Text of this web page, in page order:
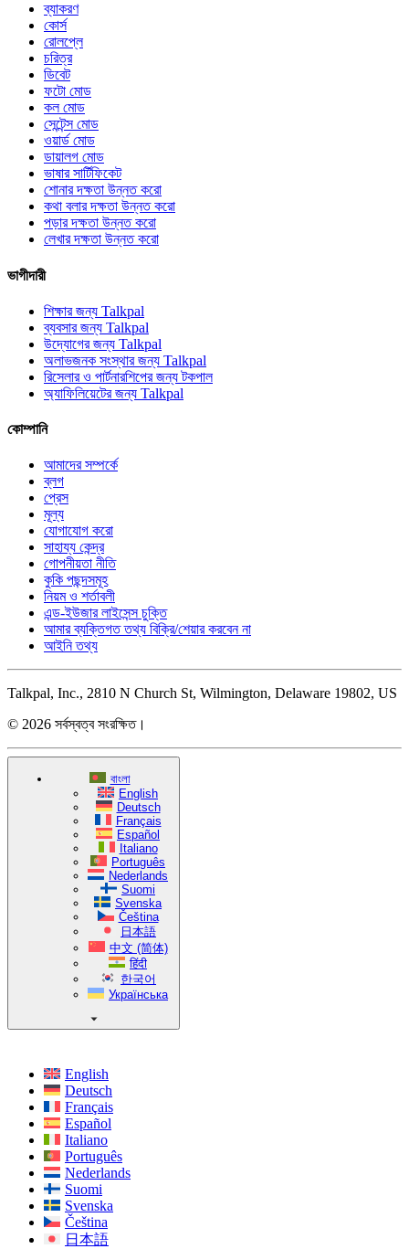
ব্যাকরণ
কোর্স
রোলপ্লে
চরিত্র
ডিবেট
ফটো মোড
কল মোড
সেন্টেন্স মোড
ওয়ার্ড মোড
ডায়ালগ মোড
ভাষার সার্টিফিকেট
শোনার দক্ষতা উন্নত করো
কথা বলার দক্ষতা উন্নত করো
পড়ার দক্ষতা উন্নত করো
লেখার দক্ষতা উন্নত করো
ভাগীদারী
শিক্ষার জন্য Talkpal
ব্যবসার জন্য Talkpal
উদ্যোগের জন্য Talkpal
অলাভজনক সংস্থার জন্য Talkpal
রিসেলার ও পার্টনারশিপের জন্য টকপাল
অ্যাফিলিয়েটের জন্য Talkpal
কোম্পানি
আমাদের সম্পর্কে
ব্লগ
প্রেস
মূল্য
যোগাযোগ করো
সাহায্য কেন্দ্র
গোপনীয়তা নীতি
কুকি পছন্দসমূহ
নিয়ম ও শর্তাবলী
এন্ড-ইউজার লাইসেন্স চুক্তি
আমার ব্যক্তিগত তথ্য বিক্রি/শেয়ার করবেন না
আইনি তথ্য
Talkpal, Inc., 2810 N Church St, Wilmington, Delaware 19802, US
© 2026 সর্বস্বত্ব সংরক্ষিত।
বাংলা
English
Deutsch
Français
Español
Italiano
Português
Nederlands
Suomi
Svenska
Čeština
日本語
中文 (简体)
हिंदी
한국어
Українська
English
Deutsch
Français
Español
Italiano
Português
Nederlands
Suomi
Svenska
Čeština
日本語